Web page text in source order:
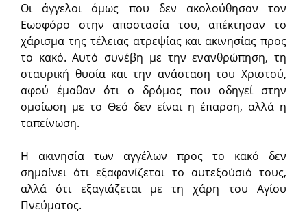
Οι άγγελοι όμως που δεν ακολούθησαν τον
Εωσφόρο στην αποστασία του, απέκτησαν το
χάρισμα της τέλειας ατρεψίας και ακινησίας προς
το κακό. Αυτό συνέβη με την ενανθρώπηση, τη
σταυρική θυσία και την ανάσταση του Χριστού,
αφού έμαθαν ότι ο δρόμος που οδηγεί στην
ομοίωση με το Θεό δεν είναι η έπαρση, αλλά η
ταπείνωση.
Η ακινησία των αγγέλων προς το κακό δεν
σημαίνει ότι εξαφανίζεται το αυτεξούσιό τους,
αλλά ότι εξαγιάζεται με τη χάρη του Αγίου
Πνεύματος.